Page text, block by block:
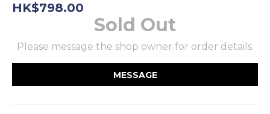
HK$798.00
Sold Out
Please message the shop owner for order details.
MESSAGE